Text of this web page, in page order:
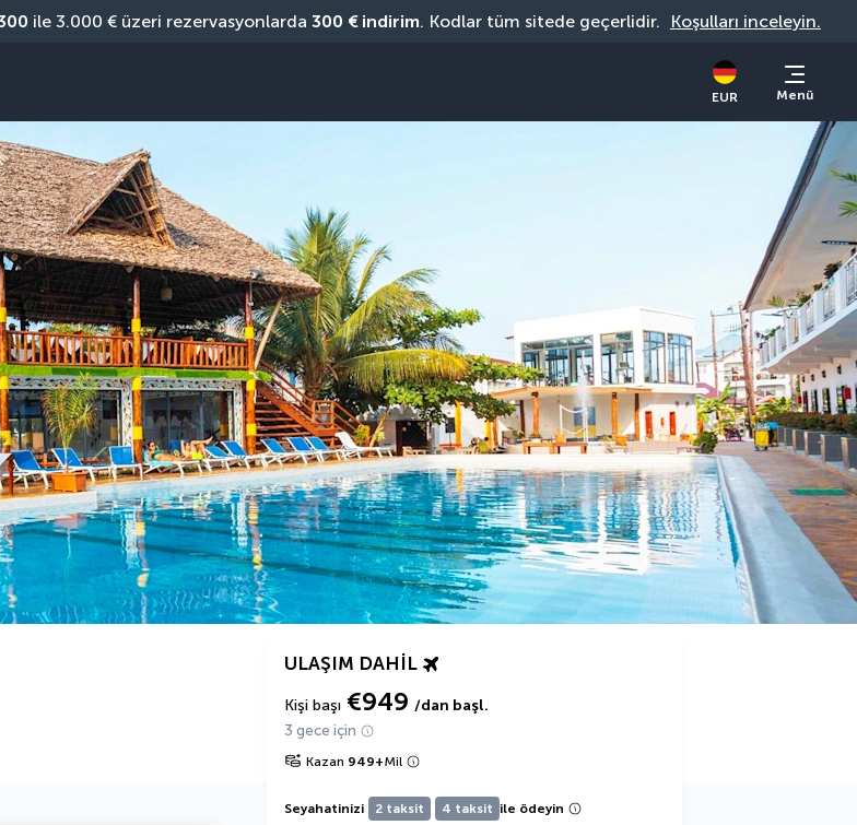
ile 3.000 € üzeri rezervasyonlarda 300 € indirim. Kodlar tüm sitede geçerlidir. Koşulları inceleyin.
EUR Menü
ULAŞIM DAHIL
Kişi başı €949 /dan başl.
3 gece için
Kazan 949+Mil
Seyahatinizi 2 taksit 4 taksit ile ödeyin